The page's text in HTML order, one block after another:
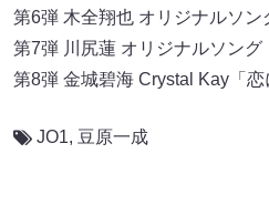
第6弾 木全翔也 オリジナルソン
第7弾 川尻蓮 オリジナルソング
第8弾 金城碧海 Crystal Kay「
JO1, 豆原一成